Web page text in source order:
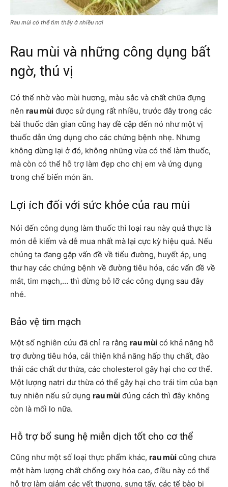
Rau mùi có thể tìm thấy ở nhiều nơi
Rau mùi và những công dụng bất
ngờ, thú vị
Có thể nhờ vào mùi hương, màu sắc và chất chữa đựng
nên rau mùi được sử dụng rất nhiều, trước đây trong các
bài thuốc dân gian cũng hay đề cập đến nó như một vị
thuốc dẫn ứng dụng cho các chứng bệnh nhẹ. Nhưng
không dừng lại ở đó, không những vừa có thể làm thuốc,
mà còn có thể hỗ trợ làm đẹp cho chị em và ứng dụng
trong chế biến món ăn.
Lợi ích đối với sức khỏe của rau mùi
Nói đến công dụng làm thuốc thì loại rau này quả thực là
món dễ kiếm và dễ mua nhất mà lại cực kỳ hiệu quả. Nếu
chúng ta đang gặp vấn đề về tiểu đường, huyết áp, ung
thư hay các chứng bệnh về đường tiêu hóa, các vấn đề về
mắt, tim mạch,… thì đừng bỏ lỡ các công dụng sau đây
nhé.
Bảo vệ tim mạch
Một số nghiên cứu đã chỉ ra rằng rau mùi có khả năng hỗ
trợ đường tiêu hóa, cải thiện khả năng hấp thụ chất, đào
thải các chất dư thừa, các cholesterol gây hại cho cơ thể.
Một lượng natri dư thừa có thể gây hại cho trái tim của bạn
tuy nhiên nếu sử dụng rau mùi đúng cách thì đây không
còn là mối lo nữa.
Hỗ trợ bổ sung hệ miễn dịch tốt cho cơ thể
Cũng như một số loại thực phẩm khác, rau mùi cũng chưa
một hàm lượng chất chống oxy hóa cao, điều này có thể
hỗ trợ làm giảm các vết thương, sưng tấy, các tế bào bị